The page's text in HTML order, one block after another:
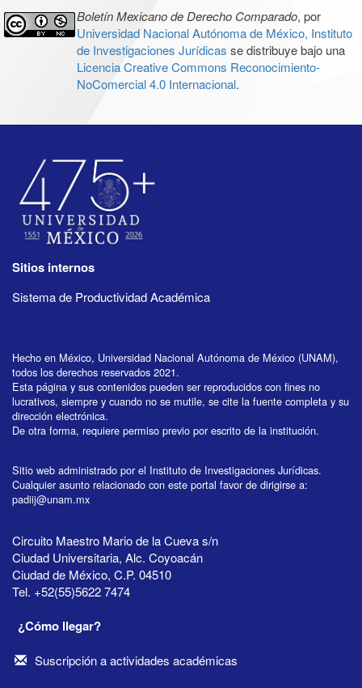
Boletín Mexicano de Derecho Comparado, por
Universidad Nacional Autónoma de México, Instituto
de Investigaciones Jurídicas se distribuye bajo una
Licencia Creative Commons Reconocimiento-
NoComercial 4.0 Internacional.
Sitios internos
Sistema de Productividad Académica
Hecho en México, Universidad Nacional Autónoma de México (UNAM),
todos los derechos reservados 2021.
Esta página y sus contenidos pueden ser reproducidos con fines no
lucrativos, siempre y cuando no se mutile, se cite la fuente completa y su
dirección electrónica.
De otra forma, requiere permiso previo por escrito de la institución.
Sitio web administrado por el Instituto de Investigaciones Jurídicas.
Cualquier asunto relacionado con este portal favor de dirigirse a:
padiij@unam.mx
Circuito Maestro Mario de la Cueva s/n
Ciudad Universitaria, Alc. Coyoacán
Ciudad de México, C.P. 04510
Tel. +52(55)5622 7474
¿Cómo llegar?
Suscripción a actividades académicas